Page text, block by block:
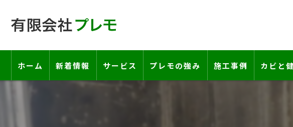
ホーム 新着情報 サービス プレモの強み 施工事例 カビと